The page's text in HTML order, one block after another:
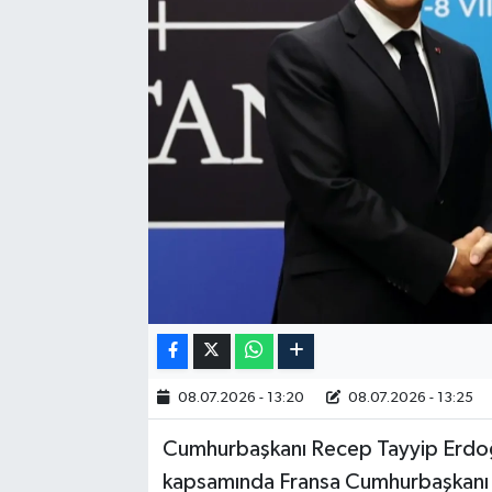
08.07.2026 - 13:20 08.07.2026 - 13:25
Cumhurbaşkanı Recep Tayyip
kapsamında Fransa